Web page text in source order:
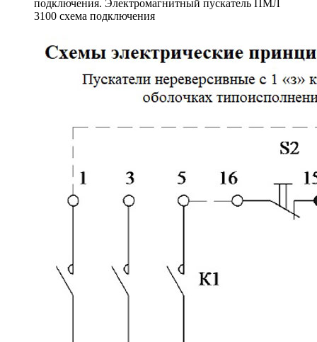
подключения. Электромагнитный пускатель ПМЛ
3100 схема подключения